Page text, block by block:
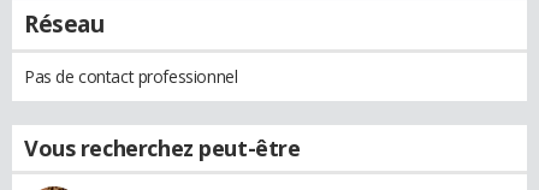
Réseau
Pas de contact professionnel
Vous recherchez peut-être